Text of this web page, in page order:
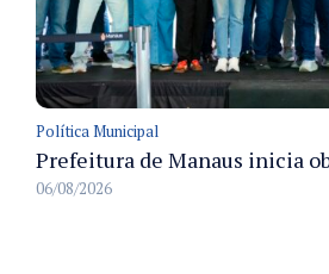
Política Municipal
06/08/2026